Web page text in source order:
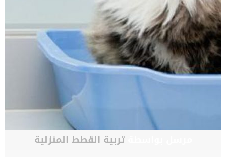
مرسل بواسطةتربية القطط المنزلية